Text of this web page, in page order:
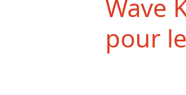
Wave
pour